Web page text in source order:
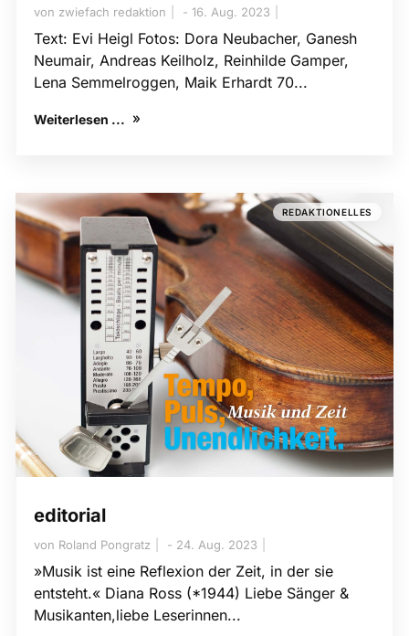
von zwiefach redaktion 16. Aug. 2023
Text: Evi Heigl Fotos: Dora Neubacher, Ganesh
Neumair, Andreas Keilholz, Reinhilde Gamper,
Lena Semmelroggen, Maik Erhardt 70...
Weiterlesen ...
REDAKTIONELLES
editorial
von Roland Pongratz 24. Aug. 2023
​»Musik ist eine Reflexion der Zeit, in der sie
entsteht.« Diana Ross (*1944) Liebe Sänger &
Musikanten,liebe Leserinnen...